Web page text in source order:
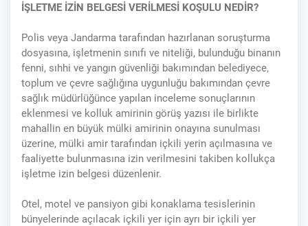
İŞLETME İZİN BELGESİ VERİLMESİ KOŞULU NEDİR?
Polis veya Jandarma tarafından hazırlanan soruşturma
dosyasına, işletmenin sınıfı ve niteliği, bulunduğu binanın
fenni, sıhhi ve yangın güvenliği bakımından belediyece,
toplum ve çevre sağlığına uygunluğu bakımından çevre
sağlık müdürlüğünce yapılan inceleme sonuçlarının
eklenmesi ve kolluk amirinin görüş yazısı ile birlikte
mahallin en büyük mülki amirinin onayına sunulması
üzerine, mülki amir tarafından içkili yerin açılmasına ve
faaliyette bulunmasına izin verilmesini takiben kollukça
işletme izin belgesi düzenlenir.
Otel, motel ve pansiyon gibi konaklama tesislerinin
bünyelerinde açılacak içkili yer için ayrı bir içkili yer